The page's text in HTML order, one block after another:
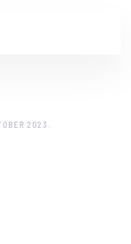
2023 .